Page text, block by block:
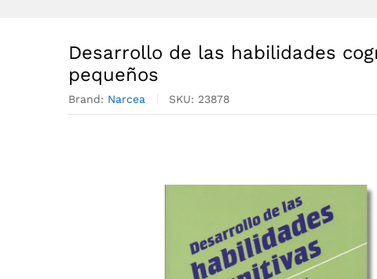
Desarrollo de las habilidades
pequeños
Brand: Narcea SKU: 23878